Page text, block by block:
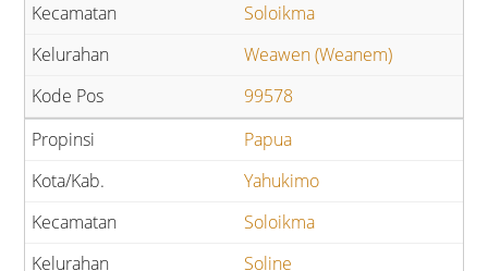
Soloikma
Weawen (Weanem)
99578
Papua
Yahukimo
Soloikma
Soline